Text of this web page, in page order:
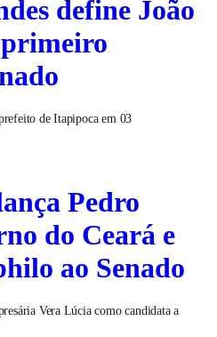
define João
de Itapipoca em 03
Pedro
do Ceará e
ao Senado
Vera Lúcia como candidata a